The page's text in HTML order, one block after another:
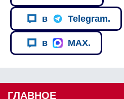
в Telegram.
в MAX.
ГЛАВНОЕ